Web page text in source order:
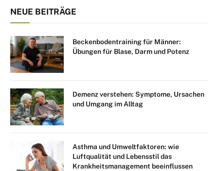
NEUE BEITRÄGE
Beckenbodentraining für Männer:
Übungen für Blase, Darm und Potenz
Demenz verstehen: Symptome, Ursachen
und Umgang im Alltag
Asthma und Umweltfaktoren: wie
Luftqualität und Lebensstil das
Krankheitsmanagement beeinflussen